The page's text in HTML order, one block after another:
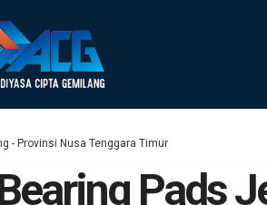
- Provinsi Nusa Tenggara Timur
Pads